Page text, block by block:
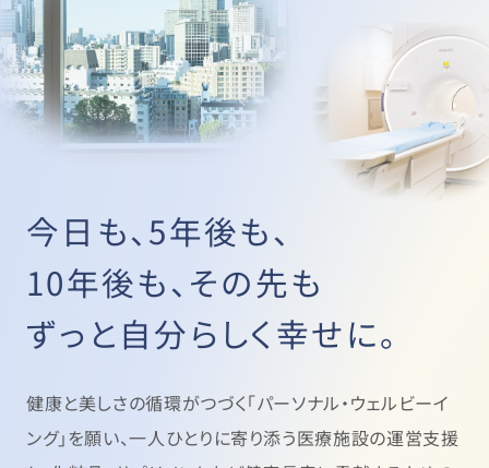
今日も、5年後も、
10年後も、その先も
ずっと自分らしく幸せに。
健康と美しさの循環がつづく「パーソナル・ウェルビーイ
ング」を願い、一人ひとりに寄り添う医療施設の運営支援